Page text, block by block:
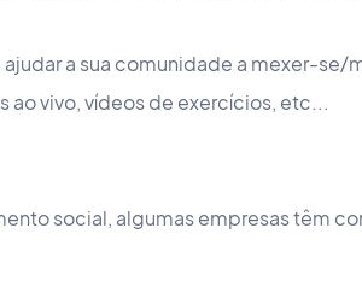
a sua comunidade a mexer-
ao vivo, vídeos de exercícios, etc...
social, algumas empresas têm